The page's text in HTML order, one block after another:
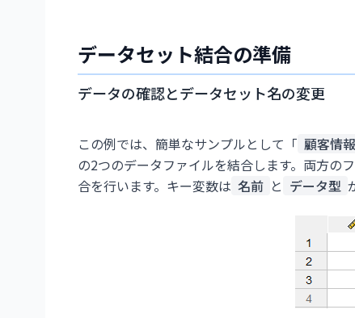
データセット結合の準備
データの確認とデータセット名の変更
この例では、簡単なサンプルとして「 顧客情報
の2つのデータファイルを結合します。両方の
合を行います。キー変数は 名前 と データ型